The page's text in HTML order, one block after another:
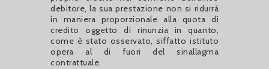
debitore, la sua prestazione non si ridurrà
in maniera proporzionale alla quota di
credito oggetto di rinunzia in quanto,
come è stato osservato, siffatto istituto
opera al di fuori del sinallagma
contrattuale.